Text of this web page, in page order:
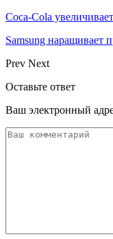
Coca-Cola
Samsung наращивает
Prev Next
Оставьте ответ
Ваш электронный